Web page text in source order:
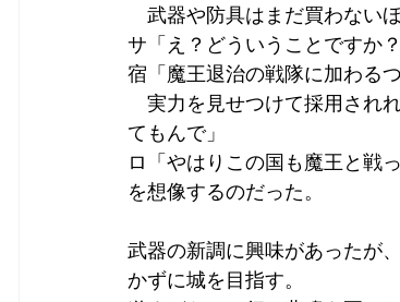
武器や防具はまだ買わない
サ「え？どういうことですか？
宿「魔王退治の戦隊に加わる
実力を見せつけて採用され
てもんで」
ロ「やはりこの国も魔王と戦
を想像するのだった。
武器の新調に興味があったが
かずに城を目指す。